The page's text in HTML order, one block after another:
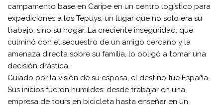
campamento base en Caripe en un centro logístico para
expediciones a los Tepuys, un lugar que no solo era su
trabajo, sino su hogar. La creciente inseguridad, que
culminó con el secuestro de un amigo cercano y la
amenaza directa sobre su familia, lo obligó a tomar una
decisión drástica.
​Guiado por la visión de su esposa, el destino fue España.
Sus inicios fueron humildes: desde trabajar en una
empresa de tours en bicicleta hasta enseñar en un